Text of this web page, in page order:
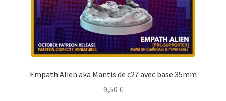
Empath Alien aka Mantis de c27 avec base 35mm
9,50 €